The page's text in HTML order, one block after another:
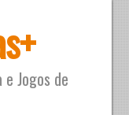
Jogos de